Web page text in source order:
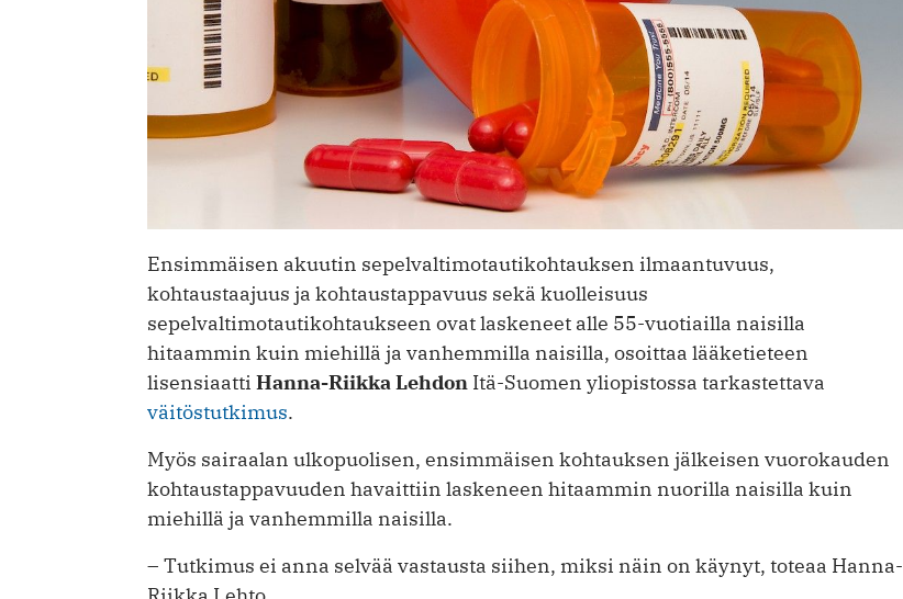
Ensimmäisen akuutin sepelvaltimotautikohtauksen ilmaantuvuus,
kohtaustaajuus ja kohtaustappavuus sekä kuolleisuus
sepelvaltimotautikohtaukseen ovat laskeneet alle 55-vuotiailla naisilla
hitaammin kuin miehillä ja vanhemmilla naisilla, osoittaa lääketieteen
lisensiaatti Hanna-Riikka Lehdon Itä-Suomen yliopistossa tarkastettava
väitöstutkimus.
Myös sairaalan ulkopuolisen, ensimmäisen kohtauksen jälkeisen vuorokauden
kohtaustappavuuden havaittiin laskeneen hitaammin nuorilla naisilla kuin
miehillä ja vanhemmilla naisilla.
– Tutkimus ei anna selvää vastausta siihen, miksi näin on käynyt, toteaa Hanna-